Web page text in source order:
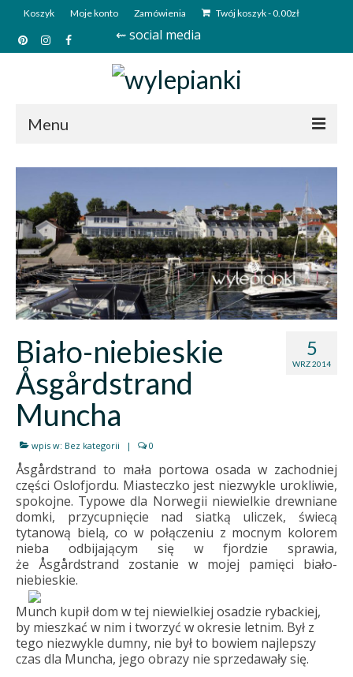
Koszyk Moje konto Zamówienia Twój koszyk-0.00zł
⇜ social media
Menu
Start
Sklep
Kim jesteśmy?
Kontakt
Deutsch
5
WRZ 2014
Biało-niebieskie
Åsgårdstrand
Muncha
wpis w: Bez kategorii | 0
Åsgårdstrand to mała portowa osada w zachodniej
części Oslofjordu. Miasteczko jest niezwykle urokliwie,
spokojne. Typowe dla Norwegii niewielkie drewniane
domki, przycupnięcie nad siatką uliczek, świecą
tytanową bielą, co w połączeniu z mocnym kolorem
nieba odbijającym się w fjordzie sprawia,
że Åsgårdstrand zostanie w mojej pamięci biało-
niebieskie.
Munch kupił dom w tej niewielkiej osadzie rybackiej,
by mieszkać w nim i tworzyć w okresie letnim. Był z
tego niezwykle dumny, nie był to bowiem najlepszy
czas dla Muncha, jego obrazy nie sprzedawały się.